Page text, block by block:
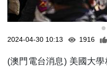
2024-04-30 10:13 1916
(澳門電台消息) 美國大